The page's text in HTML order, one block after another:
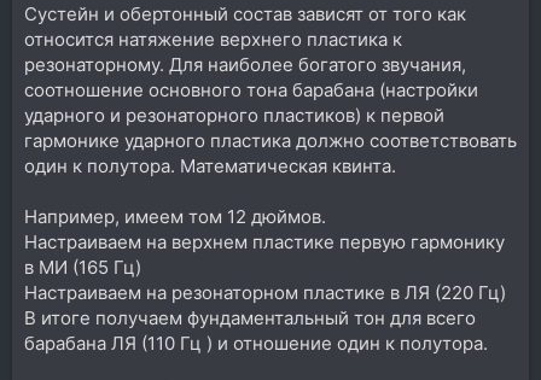
Сустейн и обертонный состав зависят от того как
относится натяжение верхнего пластика к
резонаторному. Для наиболее богатого звучания,
соотношение основного тона барабана (настройки
ударного и резонаторного пластиков) к первой
гармонике ударного пластика должно соответствовать
один к полутора. Математическая квинта.
Например, имеем том 12 дюймов.
Настраиваем на верхнем пластике первую гармонику
в МИ (165 Гц)
Настраиваем на резонаторном пластике в ЛЯ (220 Гц)
В итоге получаем фундаментальный тон для всего
барабана ЛЯ (110 Гц ) и отношение один к полутора.